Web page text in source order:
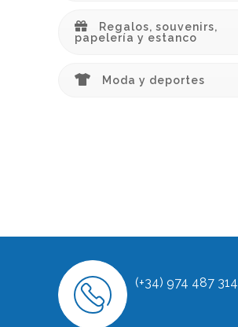
Regalos, souvenirs,
papelería y estanco
Moda y deportes
(+34) 974 487 314